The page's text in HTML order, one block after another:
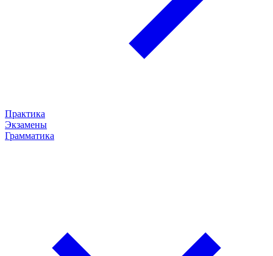
Практика
Экзамены
Грамматика